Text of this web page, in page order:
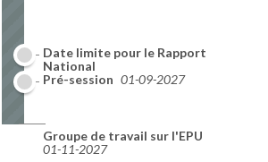
Date limite pour le Rapport
National
01-08-2027
Pré-session 01-09-2027
Groupe de travail sur l'EPU
01-11-2027